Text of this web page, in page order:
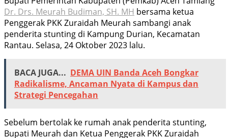
Dr. Drs. Meurah Budiman, SH. MH bersama ketua
Penggerak PKK Zuraidah Meurah sambangi anak
penderita stunting di Kampung Durian, Kecamatan
Rantau. Selasa, 24 Oktober 2023 lalu.
BACA JUGA... DEMA UIN Banda Aceh Bongkar
Radikalisme, Ancaman Nyata di Kampus dan
Strategi Pencegahan
Sebelum bertolak ke rumah anak penderita stunting,
Bupati Meurah dan Ketua Penggerak PKK Zuraidah